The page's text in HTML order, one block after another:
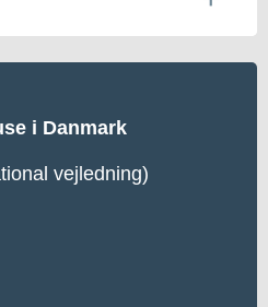
i Danmark
vejledning)